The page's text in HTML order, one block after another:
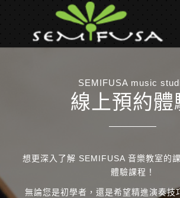
SEMIFUSA music
線上預約體
想更深入了解 SEMIFUSA 音樂教室的
體驗課程！
無論您是初學者，還是希望精進演奏技